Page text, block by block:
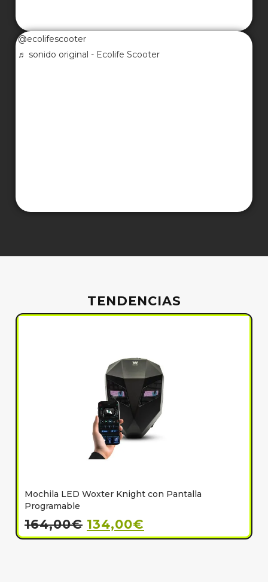
@ecolifescooter
♬ sonido original - Ecolife Scooter
TENDENCIAS
Mochila LED Woxter Knight con Pantalla
Programable
164,00€ 134,00€